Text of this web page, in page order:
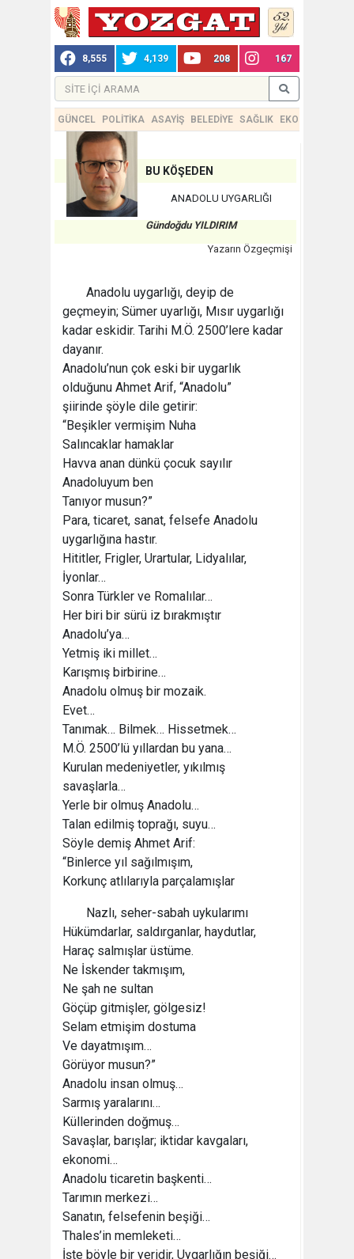
8,555 4,139 208 167
GÜNCEL POLİTİKA ASAYİŞ BELEDİYE SAĞLIK EKONOMİ
BU KÖŞEDEN
ANADOLU UYGARLIĞI
Gündoğdu YILDIRIM
Yazarın Özgeçmişi
Anadolu uygarlığı, deyip de
geçmeyin; Sümer uyarlığı, Mısır uygarlığı
kadar eskidir. Tarihi M.Ö. 2500’lere kadar
dayanır.
Anadolu’nun çok eski bir uygarlık
olduğunu Ahmet Arif, “Anadolu”
şiirinde şöyle dile getirir:
“Beşikler vermişim Nuha
Salıncaklar hamaklar
Havva anan dünkü çocuk sayılır
Anadoluyum ben
Tanıyor musun?”
Para, ticaret, sanat, felsefe Anadolu
uygarlığına hastır.
Hititler, Frigler, Urartular, Lidyalılar,
İyonlar…
Sonra Türkler ve Romalılar…
Her biri bir sürü iz bırakmıştır
Anadolu’ya…
Yetmiş iki millet…
Karışmış birbirine…
Anadolu olmuş bir mozaik.
Evet…
Tanımak… Bilmek… Hissetmek…
M.Ö. 2500’lü yıllardan bu yana…
Kurulan medeniyetler, yıkılmış
savaşlarla…
Yerle bir olmuş Anadolu…
Talan edilmiş toprağı, suyu…
Söyle demiş Ahmet Arif:
“Binlerce yıl sağılmışım,
Korkunç atlılarıyla parçalamışlar
Nazlı, seher-sabah uykularımı
Hükümdarlar, saldırganlar, haydutlar,
Haraç salmışlar üstüme.
Ne İskender takmışım,
Ne şah ne sultan
Göçüp gitmişler, gölgesiz!
Selam etmişim dostuma
Ve dayatmışım…
Görüyor musun?”
Anadolu insan olmuş…
Sarmış yaralarını…
Küllerinden doğmuş…
Savaşlar, barışlar; iktidar kavgaları,
ekonomi…
Anadolu ticaretin başkenti…
Tarımın merkezi…
Sanatın, felsefenin beşiği…
Thales’in memleketi…
İşte böyle bir yeridir, Uygarlığın beşiği…